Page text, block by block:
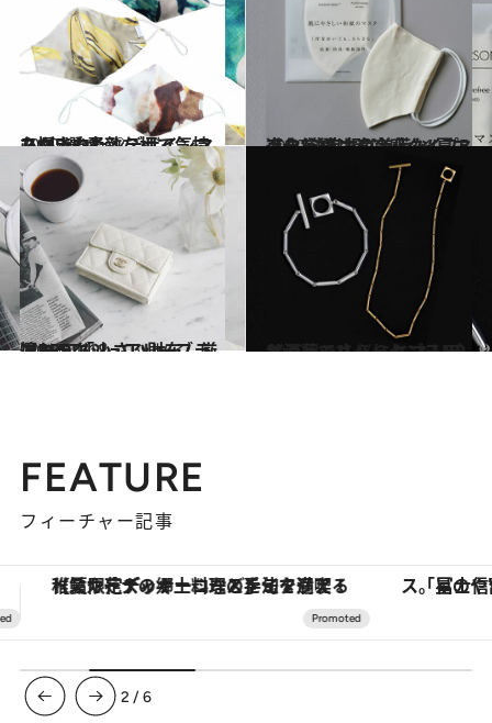
2020.8.18
心掴まれた♡デザインマスク5選 素敵な柄で気持ちが上向く！
ファッション 2020.8.12
進化し続ける冷感タイプ5点を厳選 才色兼備な“夏マスク”決定版♡
コミック ＆ エッセイ
2018.11.12
憧れラグジュアリーブランドの 「小さい財布」厳選BEST6
コミック ＆ エッセイ 2020.8.11
お洒落シルバー＆ゴールドジュエリー ミニマムデザインでさらりセンスUP
ファッション
FEATURE
フィーチャー記事
「星のや富士」でデジタルデトックス。冨士信仰の歴史を辿り、心身を調える。
3 /6